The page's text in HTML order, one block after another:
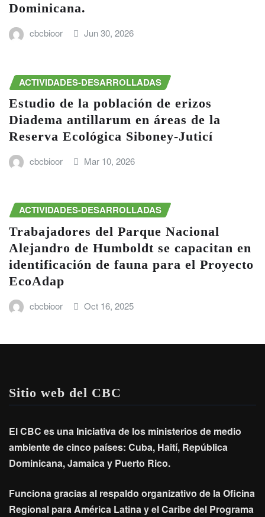
Dominicana.
cbcbioor Jun 30, 2026
ACTIVIDADES-DESARROLLADAS
Estudio de la población de erizos
Diadema antillarum en áreas de la
Reserva Ecológica Siboney-Juticí
cbcbioor Mar 10, 2026
ACTIVIDADES-DESARROLLADAS
Trabajadores del Parque Nacional
Alejandro de Humboldt se capacitan en
identificación de fauna para el Proyecto
EcoAdap
cbcbioor Oct 16, 2025
Sitio web del CBC
El CBC es una Iniciativa de los ministerios de medio
ambiente de cinco países: Cuba, Haití, República
Dominicana, Jamaica y Puerto Rico.
Funciona gracias al respaldo organizativo de la Oficina
Regional para América Latina y el Caribe del Programa